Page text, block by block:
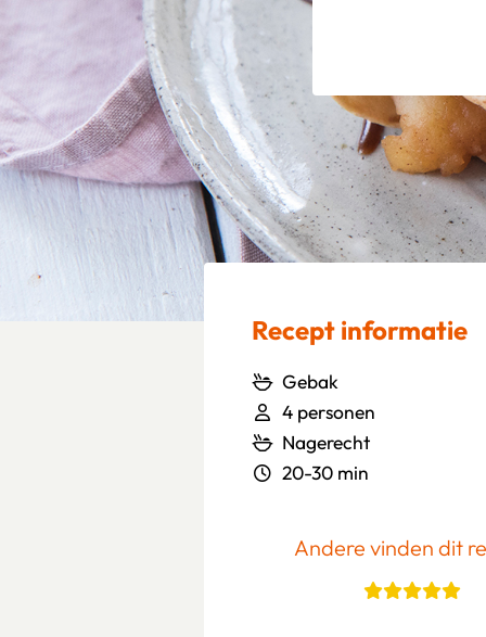
Recept informatie
Gebak
4 personen
Nagerecht
20-30 min
Andere vinden dit